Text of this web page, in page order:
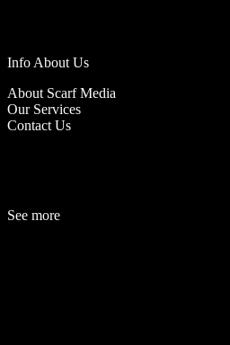
Info About Us
About Scarf Media
Our Services
Contact Us
See more